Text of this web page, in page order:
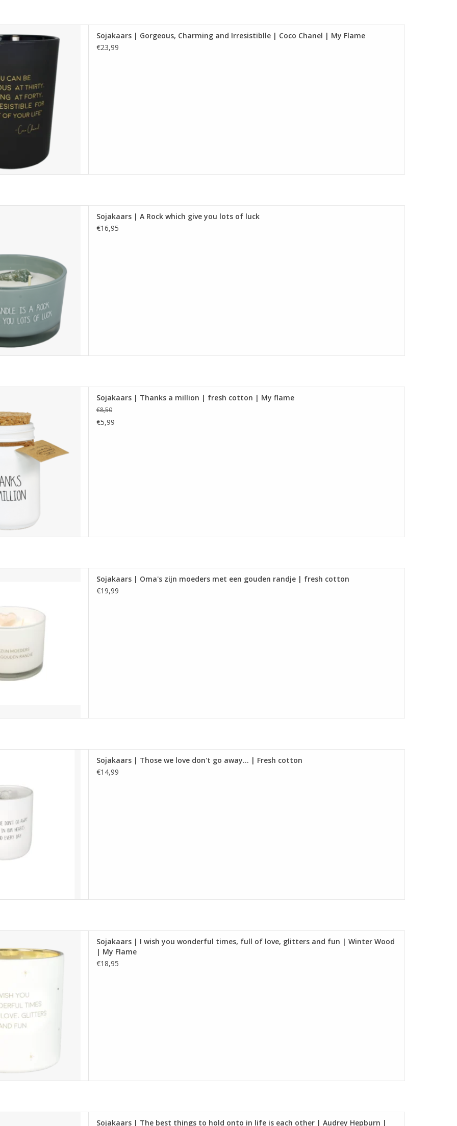
heeft de geur Warm
WINKELWAGEN
Sojakaars | Gorgeous, Charming and Irresistiblle | Coco Chanel | My Flame
€23,99
Sojakaars | A Rock which give you lots of luck
€16,95
de geur Fresh Cotton en
50 x 50 x 80 mm
WINKELWAGEN
Sojakaars | Thanks a million | fresh cotton | My flame
€8,50
€5,99
WINKELWAGEN
Sojakaars | Oma's zijn moeders met een gouden randje | fresh cotton
€19,99
8 x 9 cm
WINKELWAGEN
Sojakaars | Those we love don't go away... | Fresh cotton
€14,99
de geur Winter wood,
brandt ca. 70 uur.
WINKELWAGEN
Sojakaars | I wish you wonderful times, full of love, glitters and fun | Winter Wood
| My Flame
€18,95
Sojakaars | The best things to hold onto in life is each other | Audrey Hepburn |